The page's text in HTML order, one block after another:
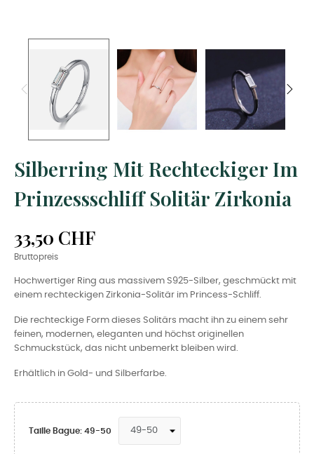
Silberring Mit Rechteckiger Im
Prinzessschliff Solitär Zirkonia
33,50 CHF
Bruttopreis
Hochwertiger Ring aus massivem S925-Silber, geschmückt mit
einem rechteckigen Zirkonia-Solitär im Princess-Schliff.
Die rechteckige Form dieses Solitärs macht ihn zu einem sehr
feinen, modernen, eleganten und höchst originellen
Schmuckstück, das nicht unbemerkt bleiben wird.
Erhältlich in Gold- und Silberfarbe.
Taille Bague: 49-50